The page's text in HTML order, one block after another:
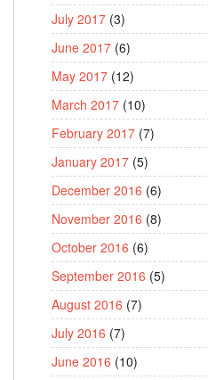
July 2017 (3)
June 2017 (6)
May 2017 (12)
March 2017 (10)
February 2017 (7)
January 2017 (5)
December 2016 (6)
November 2016 (8)
October 2016 (6)
September 2016 (5)
August 2016 (7)
July 2016 (7)
June 2016 (10)